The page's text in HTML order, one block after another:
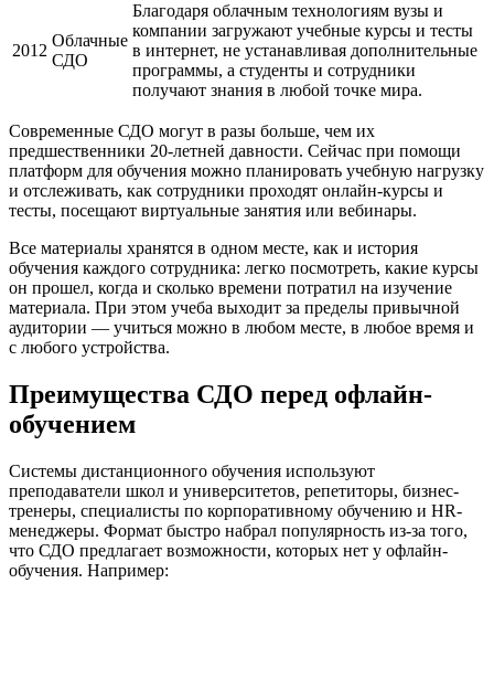
2012
Облачные
СДО
Благодаря облачным технологиям вузы и
компании загружают учебные курсы и тесты
в интернет, не устанавливая дополнительные
программы, а студенты и сотрудники
получают знания в любой точке мира.
Современные СДО могут в разы больше, чем их
предшественники 20-летней давности. Сейчас при помощи
платформ для обучения можно планировать учебную нагрузку
и отслеживать, как сотрудники проходят онлайн-курсы и
тесты, посещают виртуальные занятия или вебинары.
Все материалы хранятся в одном месте, как и история
обучения каждого сотрудника: легко посмотреть, какие курсы
он прошел, когда и сколько времени потратил на изучение
материала. При этом учеба выходит за пределы привычной
аудитории — учиться можно в любом месте, в любое время и
с любого устройства.
Преимущества СДО перед офлайн-
обучением
Системы дистанционного обучения используют
преподаватели школ и университетов, репетиторы, бизнес-
тренеры, специалисты по корпоративному обучению и HR-
менеджеры. Формат быстро набрал популярность из-за того,
что СДО предлагает возможности, которых нет у офлайн-
обучения. Например: